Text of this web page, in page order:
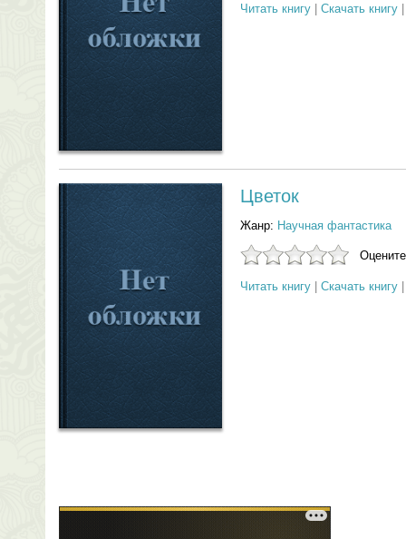
Читать книгу Скачать книгу
Цветок
Жанр: Научная фантастика
Читать книгу Скачать книгу